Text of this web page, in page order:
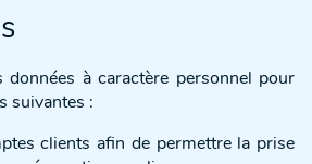
à caractère personnel pour
suivantes :
clients afin de permettre la prise